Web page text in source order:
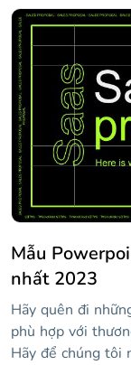
hoạch tiếp thị, có
bạn có thể tùy
ngân sách,
thấy rằng chúng
tuyến tính, đề
Mẫu
nhất 2023
Hãy quên đi
phù hợp với
Hãy để chúng tôi